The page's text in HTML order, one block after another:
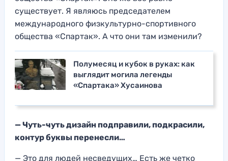
существует. Я являюсь председателем
международного физкультурно-спортивного
общества «Спартак». А что они там изменили?
Полумесяц и кубок в руках: как
выглядит могила легенды
«Спартака» Хусаинова
— Чуть-чуть дизайн подправили, подкрасили,
контур буквы перенесли…
— Это для людей несведущих… Есть же четко